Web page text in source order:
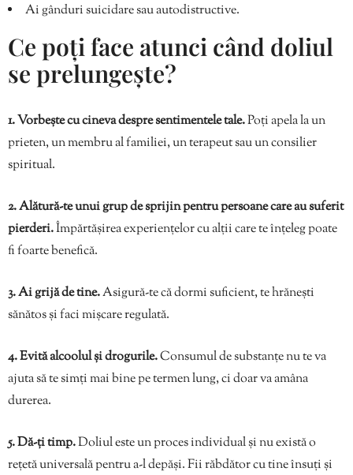
Ai gânduri suicidare sau autodistructive.
Ce poți face atunci când doliul
se prelungește?
1. Vorbește cu cineva despre sentimentele tale.Poți apela la un
prieten, un membru al familiei, un terapeut sau un consilier
spiritual.
2. Alătură-te unui grup de sprijin pentru persoane care au suferit
pierderi.Împărtășirea experiențelor cu alții care te înțeleg poate
fi foarte benefică.
3. Ai grijă de tine.Asigură-te că dormi suficient, te hrănești
sănătos și faci mișcare regulată.
4. Evită alcoolul și drogurile.Consumul de substanțe nu te va
ajuta să te simți mai bine pe termen lung, ci doar va amâna
durerea.
5. Dă-ți timp.Doliul este un proces individual și nu există o
rețetă universală pentru a-l depăși. Fii răbdător cu tine însuți și